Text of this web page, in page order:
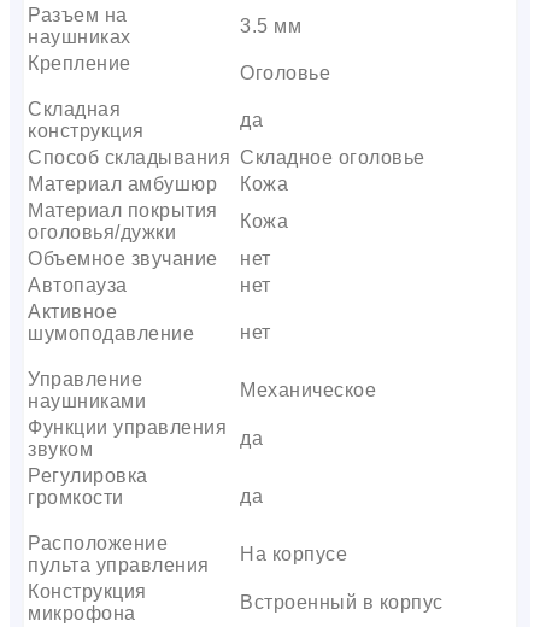
Разъем на
наушниках
3.5 мм
Крепление
Оголовье
Складная
конструкция
да
Способ складывания Складное оголовье
Материал амбушюр
Кожа
Материал покрытия
оголовья/дужки
Кожа
Объемное звучание
нет
Автопауза
нет
Активное
шумоподавление
нет
Управление
наушниками
Механическое
Функции управления
звуком
да
Регулировка
громкости
да
Расположение
пульта управления
На корпусе
Конструкция
микрофона
Встроенный в корпус